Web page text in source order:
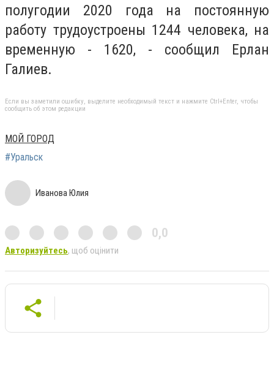
полугодии 2020 года на постоянную
работу трудоустроены 1244 человека, на
временную - 1620, - сообщил Ерлан
Галиев.
Если вы заметили ошибку, выделите необходимый текст и нажмите Ctrl+Enter, чтобы
сообщить об этом редакции
МОЙ ГОРОД
#Уральск
Иванова Юлия
0,0
Авторизуйтесь, щоб оцінити